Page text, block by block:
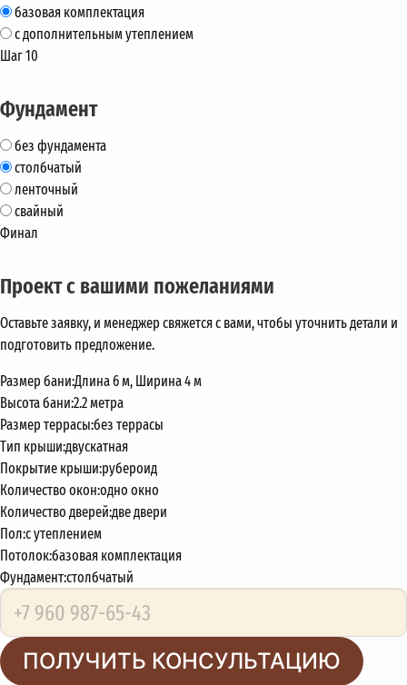
базовая комплектация
с дополнительным утеплением
Шаг 10
Фундамент
без фундамента
столбчатый
ленточный
свайный
Финал
Проект с вашими пожеланиями
Оставьте заявку, и менеджер свяжется с вами, чтобы уточнить детали и
подготовить предложение.
Размер бани:Длина 6 м, Ширина 4 м
Высота бани:2.2 метра
Размер террасы:без террасы
Тип крыши:двускатная
Покрытие крыши:рубероид
Количество окон:одно окно
Количество дверей:две двери
Пол:с утеплением
Потолок:базовая комплектация
Фундамент:столбчатый
ПОЛУЧИТЬ КОНСУЛЬТАЦИЮ